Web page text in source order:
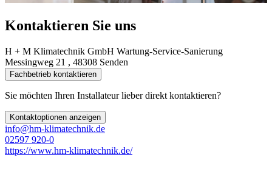
Kontaktieren Sie uns
H + M Klimatechnik GmbH Wartung-Service-Sanierung
Messingweg 21 , 48308 Senden
Fachbetrieb kontaktieren
Sie möchten Ihren Installateur lieber direkt kontaktieren?
Kontaktoptionen anzeigen
info@hm-klimatechnik.de
02597 920-0
https://www.hm-klimatechnik.de/